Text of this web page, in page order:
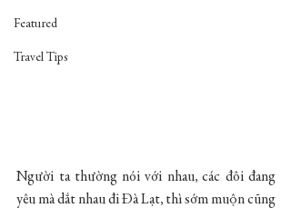
Featured
Travel Tips
Người ta thường nói với nhau, các đôi đang
yêu mà dắt nhau đi Đà Lạt, thì sớm muộn cũng